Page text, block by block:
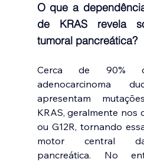
O que a
de KRAS revela
tumoral pancreática?
apresentam
KRAS, geralmente nos
ou G12R, tornando
motor central da
pancreática. No